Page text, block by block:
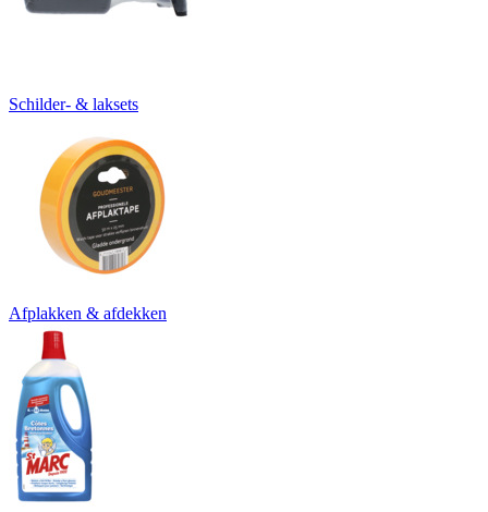
Schilder- & laksets
Afplakken & afdekken